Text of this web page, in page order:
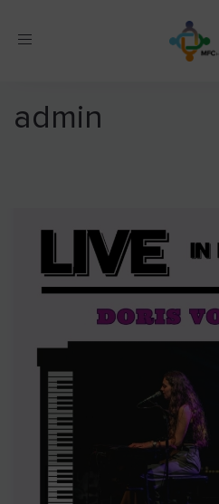
Toggle
admin